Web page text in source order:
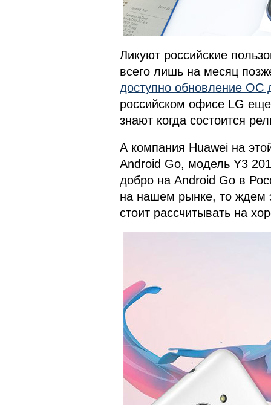
Ликуют российские
всего лишь на месяц
доступно обновление ОС
российском офисе LG
знают когда состоится
А компания Huawei на
Android Go, модель Y3
добро на Android Go в
на нашем рынке, то ждем
стоит рассчитывать на